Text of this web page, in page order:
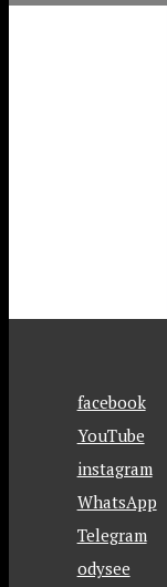
facebook
YouTube
instagram
WhatsApp
Telegram
odysee